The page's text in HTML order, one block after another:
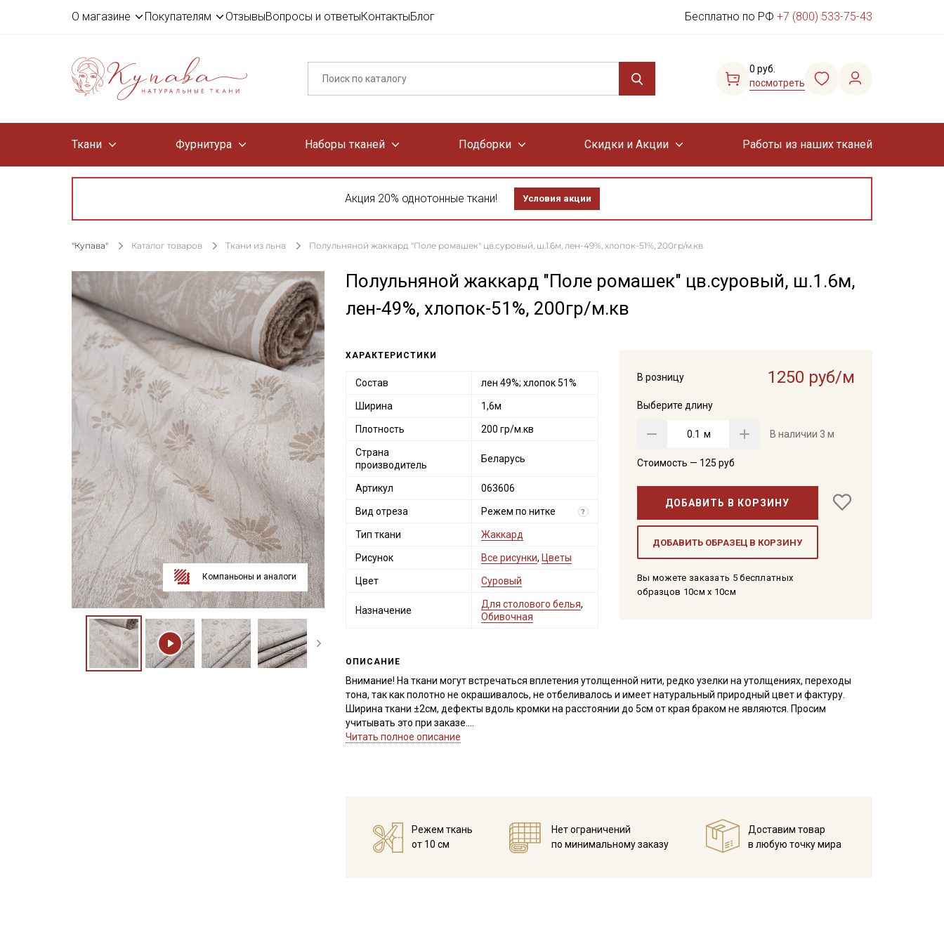
О магазине Покупателям ОтзывыВопросы и ответыКонтактыБлог Бесплатно по РФ +7 (800) 533-75-43
0 руб.
посмотреть
Ткани Фурнитура Наборы тканей Подборки Скидки и Акции Работы из наших тканей
Акция 20% однотонные ткани! Условия акции
"Купава" Каталог товаров Ткани из льна Полульняной жаккард "Поле ромашек" цв.суровый, ш.1.6м, лен-49%, хлопок-51%, 200гр/м.кв
Компаньоны и аналоги
Полульняной жаккард "Поле ромашек" цв.суровый, ш.1.6м,
лен-49%, хлопок-51%, 200гр/м.кв
В розницу 1250 руб/м
Выберите длину
м В наличии 3 м
Стоимость — 125 руб
ДОБАВИТЬ В КОРЗИНУ
ДОБАВИТЬ ОБРАЗЕЦ В КОРЗИНУ
Вы можете заказать 5 бесплатных
образцов 10см x 10см
ХАРАКТЕРИСТИКИ
Состав лен 49%; хлопок 51%
Ширина 1,6м
Плотность 200 гр/м.кв
Страна
производитель
Беларусь
Артикул 063606
Вид отреза Режем по нитке ?
Тип ткани Жаккард
Рисунок Все рисунки, Цветы
Цвет Суровый
Назначение
Для столового белья,
Обивочная
ОПИСАНИЕ
Внимание! На ткани могут встречаться вплетения утолщенной нити, редко узелки на утолщениях, переходы
тона, так как полотно не окрашивалось, не отбеливалось и имеет натуральный природный цвет и фактуру.
Ширина ткани ±2см, дефекты вдоль кромки на расстоянии до 5см от края браком не являются. Просим
учитывать это при заказе.
ткани двухсторонний (с одной стороны светлее, с другой темнее), сминаемость натуральной ткани высокая, но
легко разглаживается при легком увлажнении, дает усадку до 30%, после стирки дает эффект жатой структуры.
Читать полное описание
Режем ткань
от 10 см
Нет ограничений
по минимальному заказу
Доставим товар
в любую точку мира